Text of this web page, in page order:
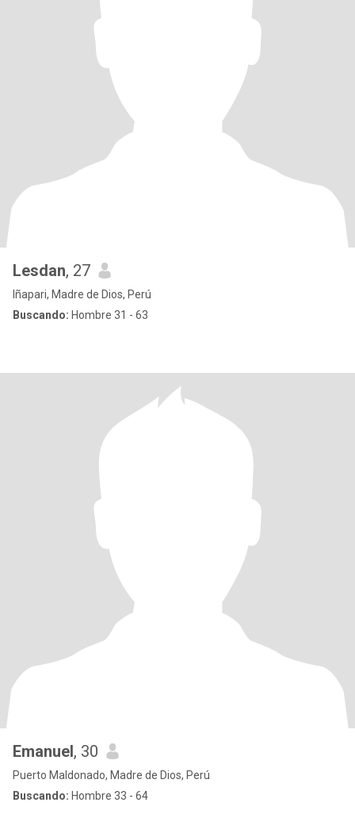
Lesdan, 27
Iñapari, Madre de Dios, Perú
Buscando: Hombre 31 - 63
Emanuel, 30
Puerto Maldonado, Madre de Dios, Perú
Buscando: Hombre 33 - 64